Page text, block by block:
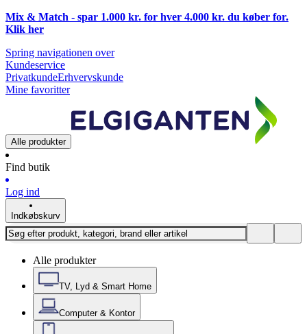
Mix & Match - spar 1.000 kr. for hver 4.000 kr. du køber for.
Klik her
Spring navigationen over
Kundeservice
PrivatkundeErhvervskunde
Mine favoritter
Alle produkter
Find butik
Log ind
Indkøbskurv
Alle produkter
TV, Lyd & Smart Home
Computer & Kontor